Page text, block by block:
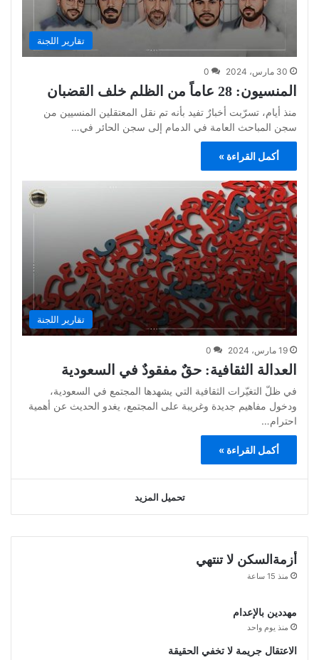
تقارير اللجنة
30 مارس، 2024 0
المنسيون: 28 عاماً من الظلم خلف القضبان
منذ أيام، تسرّبت أخبارٌ تفيد بأنه تم نقل المعتقلين المنسيين من
سجن المباحث العامة في الدمام إلى سجن الحائر في…
أكمل القراءة »
تقارير اللجنة
19 مارس، 2024 0
العدالة الثقافية: حقٌ مفقودٌ في السعودية
في ظلّ التغيّرات الثقافية التي يشهدها المجتمع في السعودية،
ودخول مفاهيم جديدة وغريبة على المجتمع، يغدو الحديث عن أهمية
احترام…
أكمل القراءة »
تحميل المزيد
أزمةالسكن لا تنتهي
منذ 15 ساعة
مهددين بالإعدام
منذ يوم واحد
الاعتقال جريمة لا تخفي الحقيقة